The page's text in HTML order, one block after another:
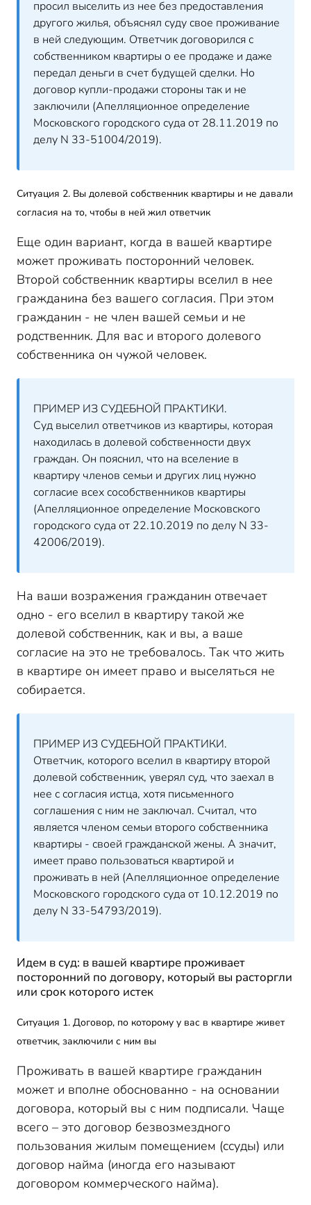
просил выселить из нее без предоставления
другого жилья, объяснял суду свое проживание
в ней следующим. Ответчик договорился с
собственником квартиры о ее продаже и даже
передал деньги в счет будущей сделки. Но
договор купли-продажи стороны так и не
заключили (Апелляционное определение
Московского городского суда от 28.11.2019 по
делу N 33-51004/2019).
Ситуация 2. Вы долевой собственник квартиры и не давали
согласия на то, чтобы в ней жил ответчик
Еще один вариант, когда в вашей квартире
может проживать посторонний человек.
Второй собственник квартиры вселил в нее
гражданина без вашего согласия. При этом
гражданин - не член вашей семьи и не
родственник. Для вас и второго долевого
собственника он чужой человек.
ПРИМЕР ИЗ СУДЕБНОЙ ПРАКТИКИ.
Суд выселил ответчиков из квартиры, которая
находилась в долевой собственности двух
граждан. Он пояснил, что на вселение в
квартиру членов семьи и других лиц нужно
согласие всех сособственников квартиры
(Апелляционное определение Московского
городского суда от 22.10.2019 по делу N 33-
42006/2019).
На ваши возражения гражданин отвечает
одно - его вселил в квартиру такой же
долевой собственник, как и вы, а ваше
согласие на это не требовалось. Так что жить
в квартире он имеет право и выселяться не
собирается.
ПРИМЕР ИЗ СУДЕБНОЙ ПРАКТИКИ.
Ответчик, которого вселил в квартиру второй
долевой собственник, уверял суд, что заехал в
нее с согласия истца, хотя письменного
соглашения с ним не заключал. Считал, что
является членом семьи второго собственника
квартиры - своей гражданской жены. А значит,
имеет право пользоваться квартирой и
проживать в ней (Апелляционное определение
Московского городского суда от 10.12.2019 по
делу N 33-54793/2019).
Идем в суд: в вашей квартире проживает
посторонний по договору, который вы расторгли
или срок которого истек
Ситуация 1. Договор, по которому у вас в квартире живет
ответчик, заключили с ним вы
Проживать в вашей квартире гражданин
может и вполне обоснованно - на основании
договора, который вы с ним подписали. Чаще
всего – это договор безвозмездного
пользования жилым помещением (ссуды) или
договор найма (иногда его называют
договором коммерческого найма).